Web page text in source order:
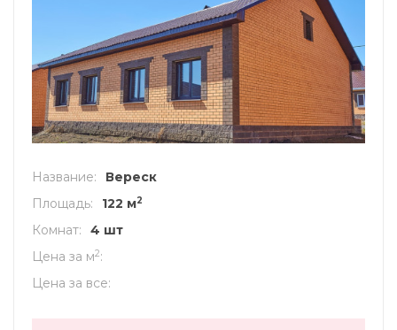
Название
Вереск
Площадь
122 м2
Комнат
4 шт
Цена за м2
Цена за все